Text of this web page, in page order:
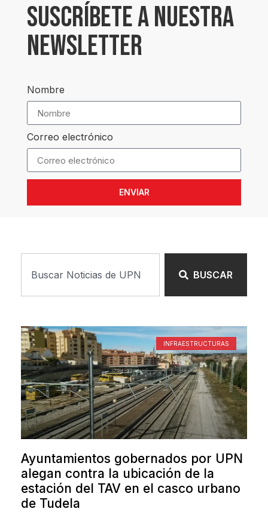
SUSCRÍBETE A NUESTRA
NEWSLETTER
Nombre
Correo electrónico
ENVIAR
BUSCAR
INFRAESTRUCTURAS
Ayuntamientos gobernados por UPN
alegan contra la ubicación de la
estación del TAV en el casco urbano
de Tudela